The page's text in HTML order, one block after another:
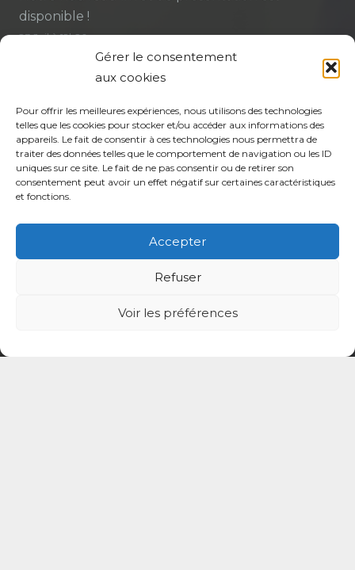
Gérer le consentement
aux cookies
Pour offrir les meilleures expériences, nous utilisons des technologies
telles que les cookies pour stocker et/ou accéder aux informations des
appareils. Le fait de consentir à ces technologies nous permettra de
traiter des données telles que le comportement de navigation ou les ID
uniques sur ce site. Le fait de ne pas consentir ou de retirer son
consentement peut avoir un effet négatif sur certaines caractéristiques
et fonctions.
Accepter
Refuser
Voir les préférences
disponible !
23 Juil à 12h20
Mieux comprendre le rôle de la sage-femme
21 Juil à 15h14
Assemblée générale 2026 : participez à la vie de
votre CPTS
21 Juil à 14h58
Contact